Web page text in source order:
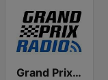
Grand Prix Radio